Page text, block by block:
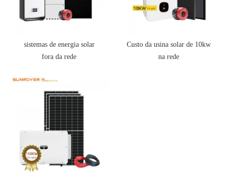
sistemas de energia solar
fora da rede
Custo da usina solar de 10kw
na rede